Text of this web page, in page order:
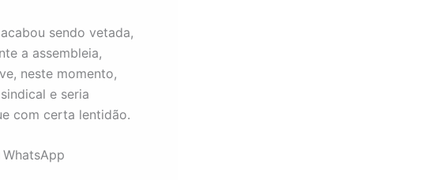
sendo vetada,
a assembleia,
neste momento,
e seria
com certa lentidão.